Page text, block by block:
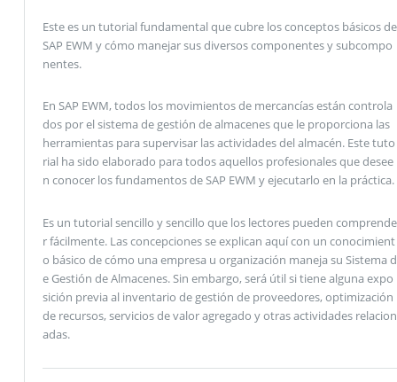
Este es un tutorial fundamental que cubre los conceptos básicos de
SAP EWM y cómo manejar sus diversos componentes y subcompo
nentes.
En SAP EWM, todos los movimientos de mercancías están controla
dos por el sistema de gestión de almacenes que le proporciona las
herramientas para supervisar las actividades del almacén. Este tuto
rial ha sido elaborado para todos aquellos profesionales que desee
n conocer los fundamentos de SAP EWM y ejecutarlo en la práctica.
Es un tutorial sencillo y sencillo que los lectores pueden comprende
r fácilmente. Las concepciones se explican aquí con un conocimient
o básico de cómo una empresa u organización maneja su Sistema d
e Gestión de Almacenes. Sin embargo, será útil si tiene alguna expo
sición previa al inventario de gestión de proveedores, optimización
de recursos, servicios de valor agregado y otras actividades relacion
adas.